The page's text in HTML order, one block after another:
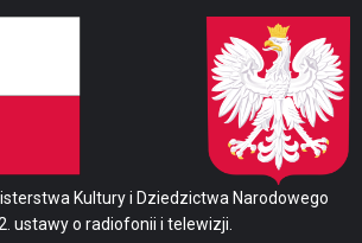
Kultury i Dziedzictwa Narodowego
ustawy o radiofonii i telewizji.